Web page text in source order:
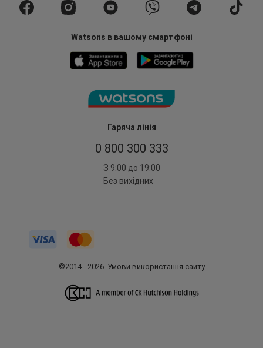
Гаряча лінія
0 800 300 333
З 9:00 до 19:00
Без вихідних
Watsons в вашому смартфоні
©2014 - 2026. Умови використання сайту